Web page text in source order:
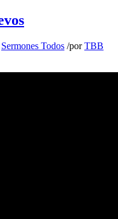
Sermones Todos /porTBB